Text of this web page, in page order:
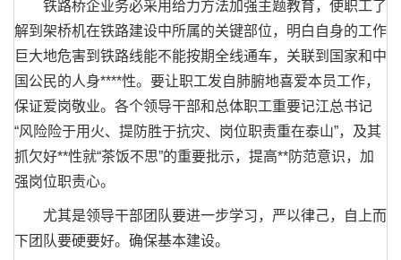
铁路桥企业务必采用给力方法加强主题教育，使职工了
解到架桥机在铁路建设中所属的关键部位，明白自身的工作
巨大地危害到铁路线能不能按期全线通车，关联到国家和中
国公民的人身****性。要让职工发自肺腑地喜爱本员工作，
保证爱岗敬业。各个领导干部和总体职工重要记江总书记
“风险险于用火、提防胜于抗灾、岗位职责重在泰山”，及其
抓欠好**性就“茶饭不思”的重要批示，提高**防范意识，加
强岗位职责心。
尤其是领导干部团队要进一步学习，严以律己，自上而
下团队要硬要好。确保基本建设。